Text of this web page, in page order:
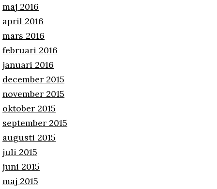
maj 2016
april 2016
mars 2016
februari 2016
januari 2016
december 2015
november 2015
oktober 2015
september 2015
augusti 2015
juli 2015
juni 2015
maj 2015